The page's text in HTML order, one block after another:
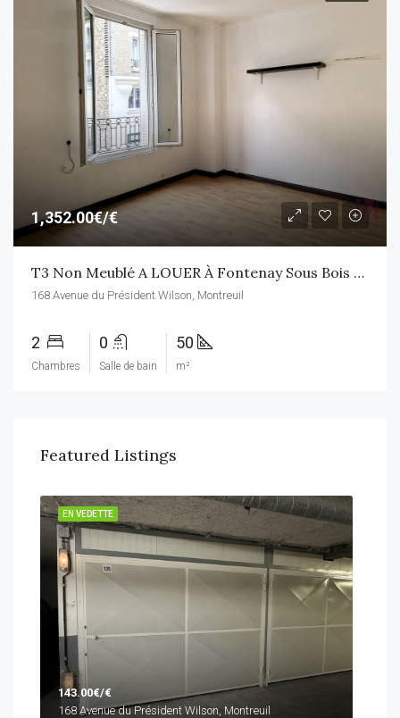
1,352.00€/€
T3 Non Meublé A LOUER À Fontenay Sous Bois AVEC JARDIN PRIVATIF – IDEAL COLOCATION
168 Avenue du Président Wilson, Montreuil
2
Chambres
0
Salle de bain
50
m²
Featured Listings
EN VEDETTE
143.00€/€
168 Avenue du Président Wilson, Montreuil